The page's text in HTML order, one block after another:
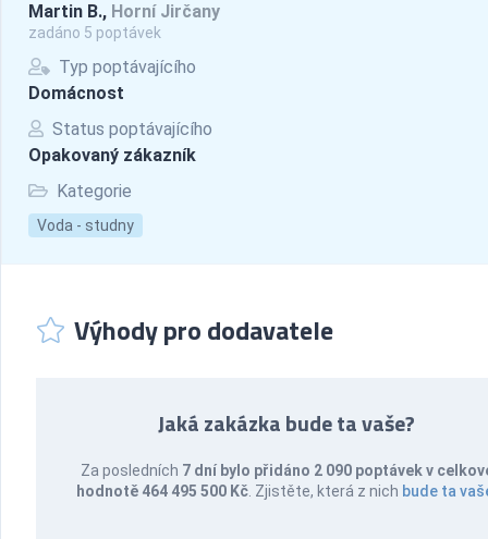
Martin B., Horní Jirčany
zadáno 5 poptávek
Typ poptávajícího
Domácnost
Status poptávajícího
Opakovaný zákazník
Kategorie
Voda - studny
Výhody pro dodavatele
Jaká zakázka bude ta vaše?
Za posledních 7 dní bylo přidáno 2 090 poptávek v
hodnotě 464 495 500 Kč . Zjistěte, která z nich bude ta